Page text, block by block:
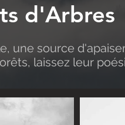
d'Arbres
une source
laissez leur